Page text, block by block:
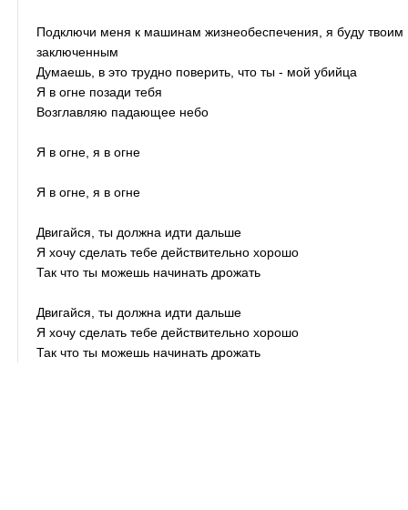
Подключи меня к машинам жизнеобеспечения, я буду твоим
заключенным
Думаешь, в это трудно поверить, что ты - мой убийца
Я в огне позади тебя
Возглавляю падающее небо
Я в огне, я в огне
Я в огне, я в огне
Двигайся, ты должна идти дальше
Я хочу сделать тебе действительно хорошо
Так что ты можешь начинать дрожать
Двигайся, ты должна идти дальше
Я хочу сделать тебе действительно хорошо
Так что ты можешь начинать дрожать